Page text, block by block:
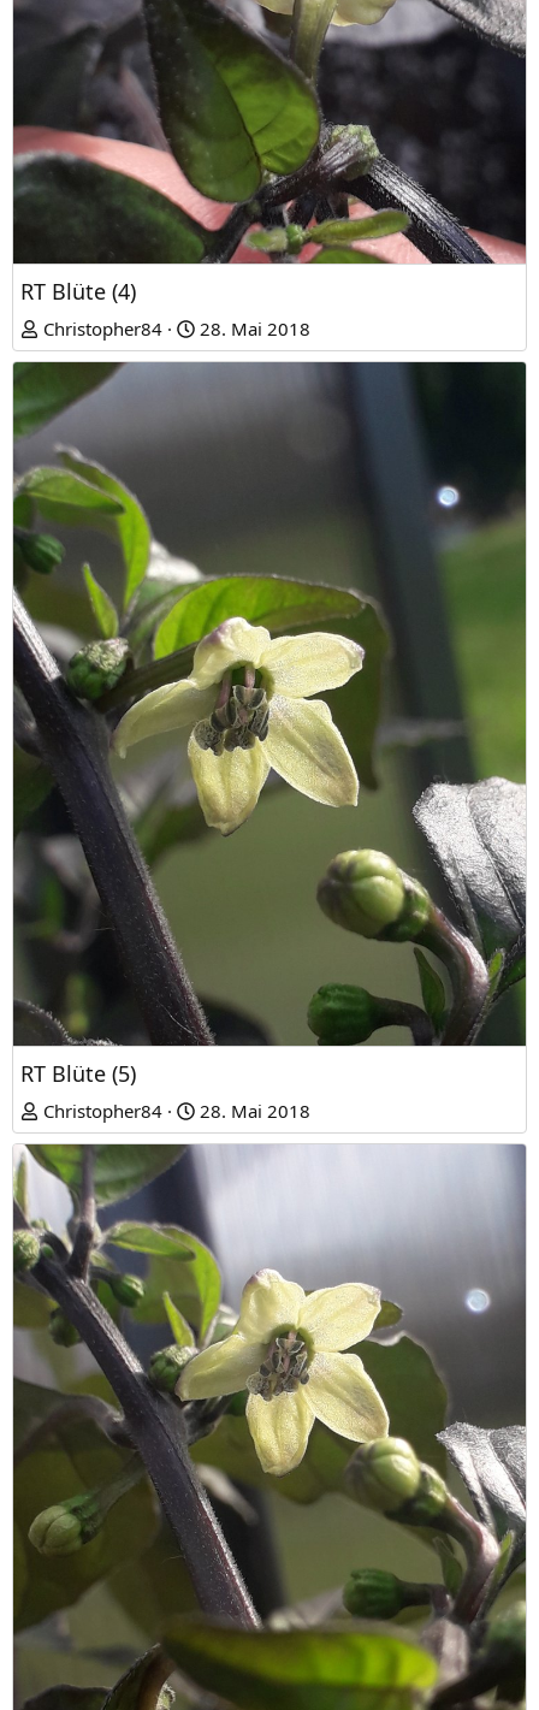
RT Blüte (4)
Christopher84 28. Mai 2018
RT Blüte (5)
Christopher84 28. Mai 2018